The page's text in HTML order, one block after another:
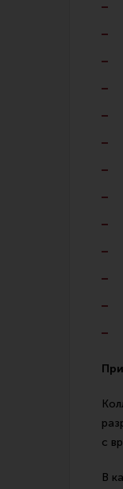
с
В